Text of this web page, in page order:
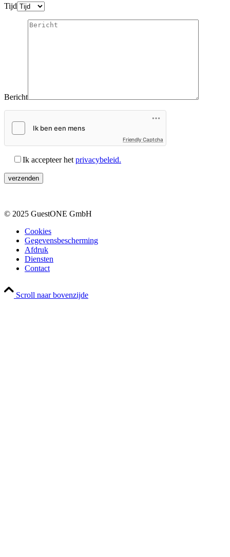
Tijd
Bericht
Friendly Captcha
Ik accepteer het privacybeleid.
© 2025 GuestONE GmbH
Cookies
Gegevensbescherming
Afdruk
Diensten
Contact
Scroll naar bovenzijde